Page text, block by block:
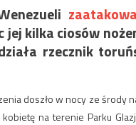
kilka ciosów
rzecznik
doszło w nocy ze środy
na terenie Parku